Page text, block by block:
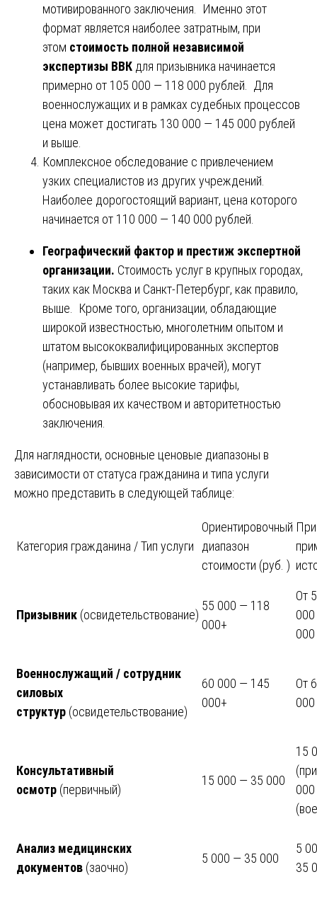
мотивированного заключения. Именно этот
формат является наиболее затратным, при
этом стоимость полной независимой
экспертизы ВВК для призывника начинается
примерно от 105 000 — 118 000 рублей. Для
военнослужащих и в рамках судебных процессов
цена может достигать 130 000 — 145 000 рублей
и выше.
Комплексное обследование с привлечением
узких специалистов из других учреждений.
Наиболее дорогостоящий вариант, цена которого
начинается от 110 000 — 140 000 рублей.
Географический фактор и престиж экспертной
организации. Стоимость услуг в крупных городах,
таких как Москва и Санкт-Петербург, как правило,
выше. Кроме того, организации, обладающие
широкой известностью, многолетним опытом и
штатом высококвалифицированных экспертов
(например, бывших военных врачей), могут
устанавливать более высокие тарифы,
обосновывая их качеством и авторитетностью
заключения.
Для наглядности, основные ценовые диапазоны в
зависимости от статуса гражданина и типа услуги
можно представить в следующей таблице:
Категория гражданина / Тип услуги
Ориентировочный
диапазон
стоимости (руб. )
Призывник (освидетельствование)
55 000 — 118
000+
От
000
Военнослужащий / сотрудник
силовых
структур (освидетельствование)
60 000 — 145
000+
От
Консультативный
осмотр (первичный)
15 000 — 35 000
15
000
Анализ медицинских
документов (заочно)
5 000 — 35 000
5
35